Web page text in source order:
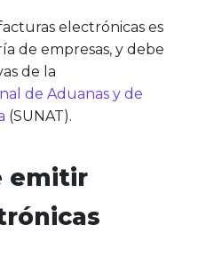
electrónicas es
de empresas, y debe
de la
de Aduanas y de
(SUNAT).
emitir